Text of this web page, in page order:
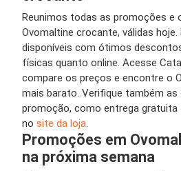
Reunimos todas as promoções e
Ovomaltine crocante, válidas
disponíveis com ótimos
físicas quanto online. Acesse
compare os preços e encontre o
mais barato. Verifique também as
promoção, como entrega gratuita
no site da loja
Promoções em
na próxima semana